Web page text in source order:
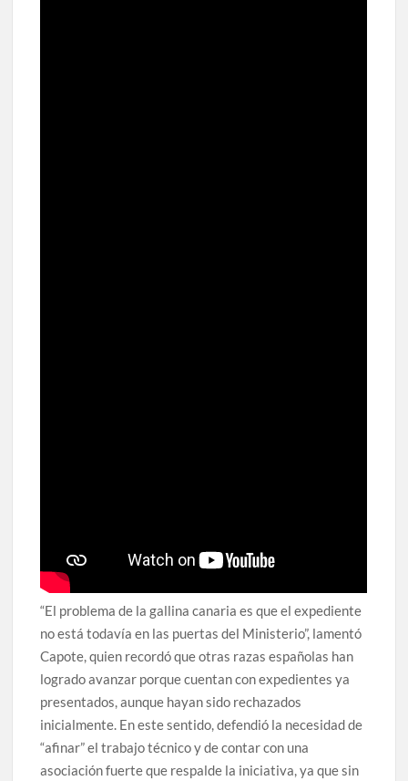
“El problema de la gallina canaria es que el expediente
no está todavía en las puertas del Ministerio”, lamentó
Capote, quien recordó que otras razas españolas han
logrado avanzar porque cuentan con expedientes ya
presentados, aunque hayan sido rechazados
inicialmente. En este sentido, defendió la necesidad de
“afinar” el trabajo técnico y de contar con una
asociación fuerte que respalde la iniciativa, ya que sin